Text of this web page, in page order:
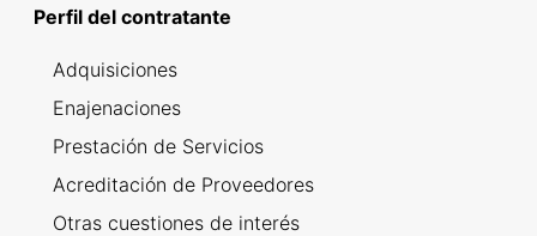
Perfil del contratante
Adquisiciones
Enajenaciones
Prestación de Servicios
Acreditación de Proveedores
Otras cuestiones de interés